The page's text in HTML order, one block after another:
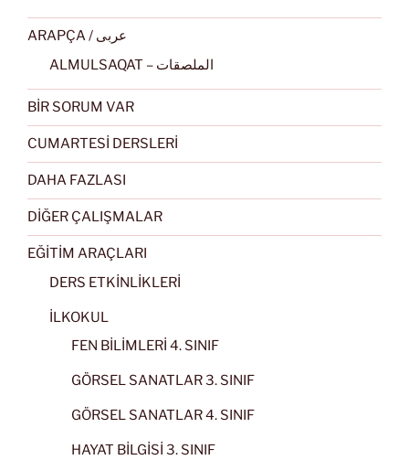
ARAPÇA / عربى
ALMULSAQAT – الملصقات
BİR SORUM VAR
CUMARTESİ DERSLERİ
DAHA FAZLASI
DİĞER ÇALIŞMALAR
EĞİTİM ARAÇLARI
DERS ETKİNLİKLERİ
İLKOKUL
FEN BİLİMLERİ 4. SINIF
GÖRSEL SANATLAR 3. SINIF
GÖRSEL SANATLAR 4. SINIF
HAYAT BİLGİSİ 3. SINIF